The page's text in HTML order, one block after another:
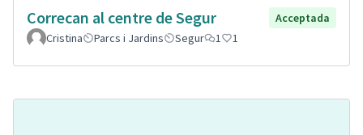
Correcan al centre de Segur
Acceptada
Cristina
Parcs i Jardins Segur 1 1